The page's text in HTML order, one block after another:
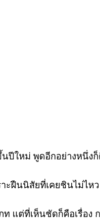
ปีใหม่ พูดอีกอย่างหนึ่ง
ฝืนนิสัยที่เคยชินไม่ไห
แต่ที่เห็นชัดก็คือเรื่อง